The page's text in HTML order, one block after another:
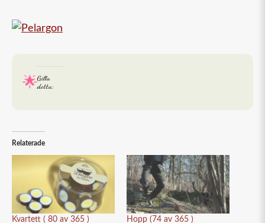
Gilla
detta:
Relaterade
Kvartett ( 80 av 365 )
Hopp (74 av 365 )